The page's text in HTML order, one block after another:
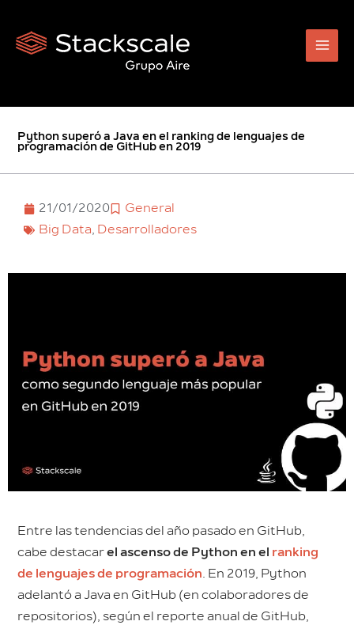
contenido
Python superó a Java en el ranking de lenguajes de
programación de GitHub en 2019
21/01/2020
General
Big Data, Desarrolladores
Entre las tendencias del año pasado en GitHub,
cabe destacarel ascenso de Python en el ranking
de lenguajes de programación. En 2019, Python
adelantó a Java en GitHub (en colaboradores de
repositorios), según el reporte anual de GitHub,